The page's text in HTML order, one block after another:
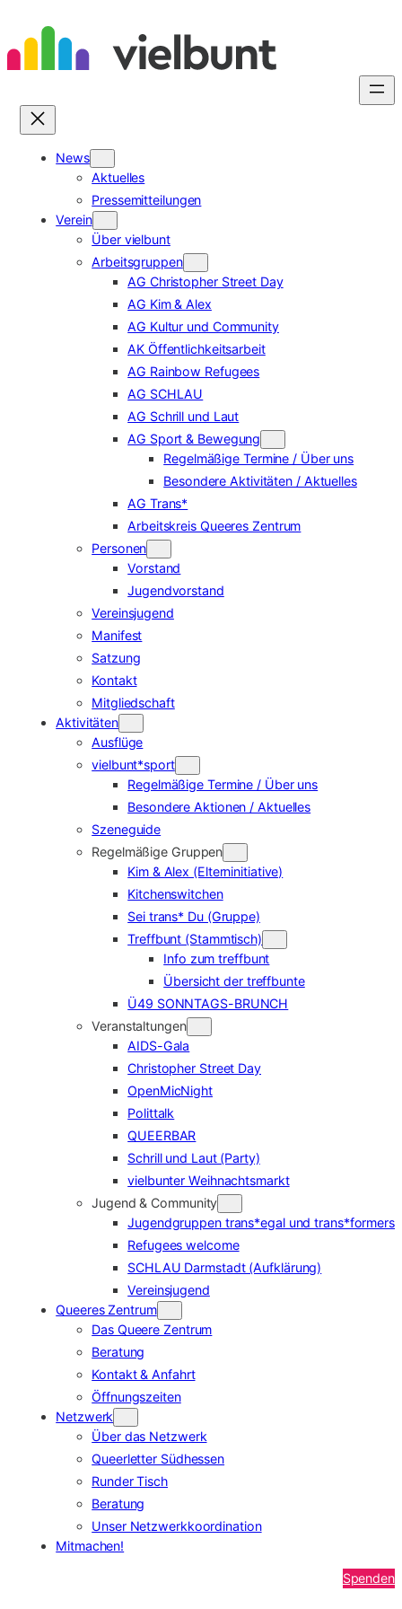
Inhalt
springen
News
Aktuelles
Pressemitteilungen
Verein
Über vielbunt
Arbeitsgruppen
AG Christopher Street Day
AG Kim & Alex
AG Kultur und Community
AK Öffentlichkeitsarbeit
AG Rainbow Refugees
AG SCHLAU
AG Schrill und Laut
AG Sport & Bewegung
Regelmäßige Termine / Über uns
Besondere Aktivitäten / Aktuelles
AG Trans*
Arbeitskreis Queeres Zentrum
Personen
Vorstand
Jugendvorstand
Vereinsjugend
Manifest
Satzung
Kontakt
Mitgliedschaft
Aktivitäten
Ausflüge
vielbunt*sport
Regelmäßige Termine / Über uns
Besondere Aktionen / Aktuelles
Szeneguide
Regelmäßige Gruppen
Kim & Alex (Elterninitiative)
Kitchenswitchen
Sei trans* Du (Gruppe)
Treffbunt (Stammtisch)
Info zum treffbunt
Übersicht der treffbunte
Ü49 SONNTAGS-BRUNCH
Veranstaltungen
AIDS-Gala
Christopher Street Day
OpenMicNight
Polittalk
QUEERBAR
Schrill und Laut (Party)
vielbunter Weihnachtsmarkt
Jugend & Community
Jugendgruppen trans*egal und trans*formers
Refugees welcome
SCHLAU Darmstadt (Aufklärung)
Vereinsjugend
Queeres Zentrum
Das Queere Zentrum
Beratung
Kontakt & Anfahrt
Öffnungszeiten
Netzwerk
Über das Netzwerk
Queerletter Südhessen
Runder Tisch
Beratung
Unser Netzwerkkoordination
Mitmachen!
Spenden